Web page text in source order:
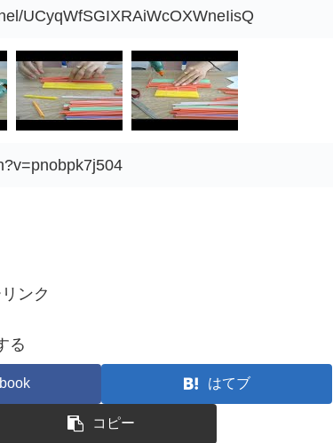
UCyqWfSGIXRAiWcOXWneIisQ
ンク
る
はてブ
コピー